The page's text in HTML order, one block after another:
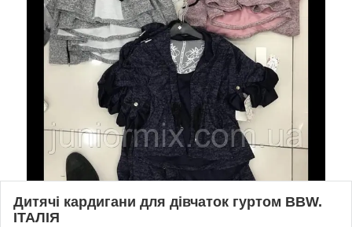
Дитячі кардигани для дівчаток гуртом BBW.
ІТАЛІЯ